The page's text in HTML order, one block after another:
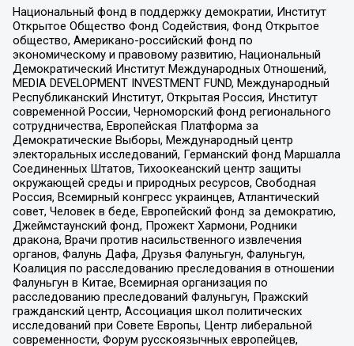
Национальный фонд в поддержку демократии, Институт
Открытое Общество Фонд Содействия, Фонд Открытое
общество, Американо-российский фонд по
экономическому и правовому развитию, Национальный
Демократический Институт Международных Отношений,
MEDIA DEVELOPMENT INVESTMENT FUND, Международный
Республиканский Институт, Открытая Россия, Институт
современной России, Черноморский фонд регионального
сотрудничества, Европейская Платформа за
Демократические Выборы, Международный центр
электоральных исследований, Германский фонд Маршалла
Соединенных Штатов, Тихоокеанский центр защиты
окружающей среды и природных ресурсов, Свободная
Россия, Всемирный конгресс украинцев, Атлантический
совет, Человек в беде, Европейский фонд за демократию,
Джеймстаунский фонд, Прожект Хармони, Родники
дракона, Врачи против насильственного извлечения
органов, Фалунь Дафа, Друзья Фалуньгун, Фалуньгун,
Коалиция по расследованию преследования в отношении
Фалуньгун в Китае, Всемирная организация по
расследованию преследований Фалуньгун, Пражский
гражданский центр, Ассоциация школ политических
исследований при Совете Европы, Центр либеральной
современности, Форум русскоязычных европейцев,